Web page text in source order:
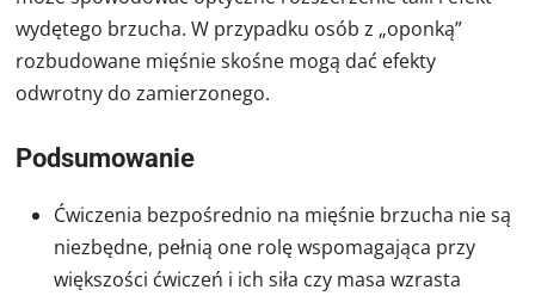
wydętego brzucha. W przypadku osób z „oponką”
rozbudowane mięśnie skośne mogą dać efekty
odwrotny do zamierzonego.
Podsumowanie
Ćwiczenia bezpośrednio na mięśnie brzucha nie są
niezbędne, pełnią one rolę wspomagająca przy
większości ćwiczeń i ich siła czy masa wzrasta